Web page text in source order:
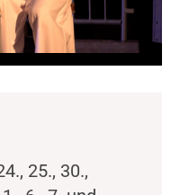
25., 30.,